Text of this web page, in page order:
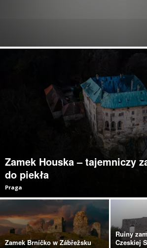
Zamek Houska – tajemniczy
do piekła
Praga
Zamek Brníčko w Zábřežsku
Ruiny
Czeskiej